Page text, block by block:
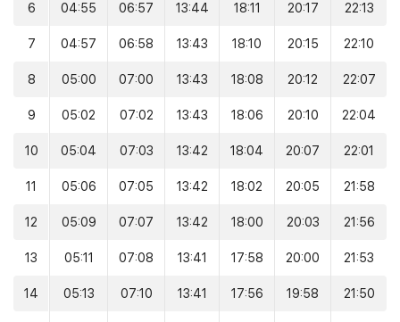
6 04:55 06:57 13:44 18:11 20:17 22:13
7 04:57 06:58 13:43 18:10 20:15 22:10
8 05:00 07:00 13:43 18:08 20:12 22:07
9 05:02 07:02 13:43 18:06 20:10 22:04
10 05:04 07:03 13:42 18:04 20:07 22:01
11 05:06 07:05 13:42 18:02 20:05 21:58
12 05:09 07:07 13:42 18:00 20:03 21:56
13 05:11 07:08 13:41 17:58 20:00 21:53
14 05:13 07:10 13:41 17:56 19:58 21:50